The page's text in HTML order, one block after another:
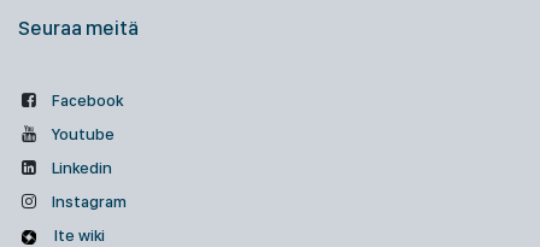
Seuraa meitä
Facebook
Youtube
Linkedin
Instagram
Ite wiki